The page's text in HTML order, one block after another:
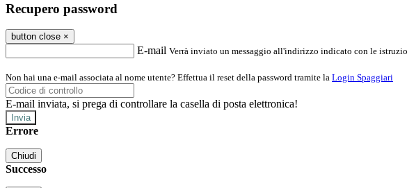
Recupero password
button close ×
E-mail Verrà inviato un messaggio all'indirizzo indicato con le
Non hai una e-mail associata al nome utente? Effettua il reset della password tramite la Login Spaggiari
E-mail inviata, si prega di controllare la casella di posta elettronica!
Errore
Chiudi
Successo